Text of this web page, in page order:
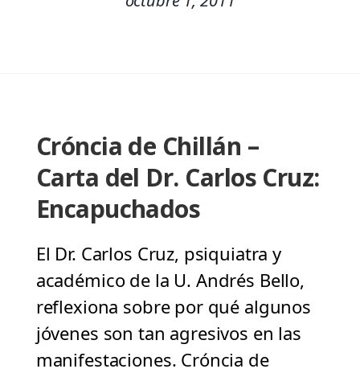
Cróncia de Chillán –
Carta del Dr. Carlos Cruz:
Encapuchados
El Dr. Carlos Cruz, psiquiatra y
académico de la U. Andrés Bello,
reflexiona sobre por qué algunos
jóvenes son tan agresivos en las
manifestaciones. Cróncia de